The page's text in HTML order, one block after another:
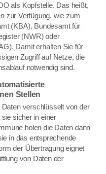
als Kopfstelle. Das heißt,
zur Verfügung, wie zum
(KBA), Bundesamt für
(NWR) oder
Damit erhalten Sie für
Zugriff auf Netze, die
notwendig sind.
Stellen
verschlüsselt von der
sicher in einer
holen die Daten dann
in das entsprechende
der Übertragung eignet
von Daten der